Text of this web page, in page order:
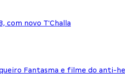
com novo T'Challa
Fantasma e filme do anti-